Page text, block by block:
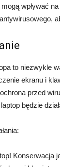
wpływać
to niezwykle
ekranu i
przed
będzie
Konserwacja